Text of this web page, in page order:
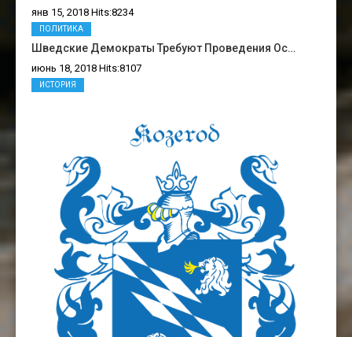
янв 15, 2018 Hits:8234
Шведские Демократы Требуют Проведения Ос…
июнь 18, 2018 Hits:8107
ПОЛИТИКА
ИСТОРИЯ